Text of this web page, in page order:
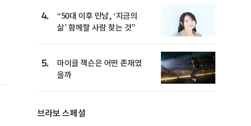
4.
“50대 이후 만남, ‘지금의
삶’ 함께할 사람 찾는 것”
5.
마이클 잭슨은 어떤 존재였
을까
브라보 스페셜